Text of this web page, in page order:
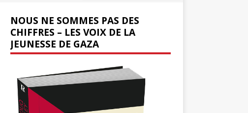
NOUS NE SOMMES PAS DES
CHIFFRES – LES VOIX DE LA
JEUNESSE DE GAZA